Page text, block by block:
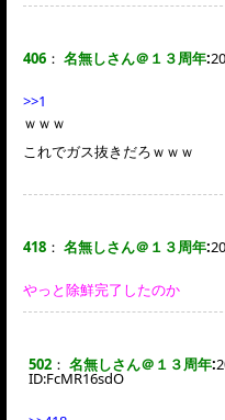
406 ： 名無しさん＠１３周年:
>>1
ｗｗｗ
これでガス抜きだろｗｗｗ
418 ： 名無しさん＠１３周年:
やっと除鮮完了したのか
502 ： 名無しさん＠１３周年:
ID:FcMR16sdO